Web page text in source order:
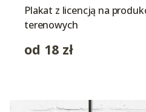
Plakat z licencją na
terenowych
od 18 zł